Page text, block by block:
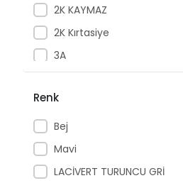
2K KAYMAZ
2K Kırtasiye
3A
4E
A4 Tech
A4TECH
A7 Yayıncılık
Renk
Bej
Mavi
LACİVERT TURUNCU GRİ